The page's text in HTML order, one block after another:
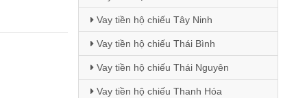
Vay tiền hộ chiếu Tây Ninh
Vay tiền hộ chiếu Thái Bình
Vay tiền hộ chiếu Thái Nguyên
Vay tiền hộ chiếu Thanh Hóa